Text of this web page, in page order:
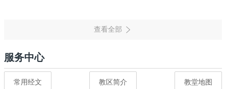
服务中心
常用经文 教区简介 教堂地图